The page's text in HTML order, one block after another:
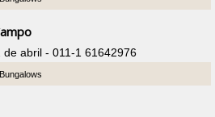
abril - 011-1 61642976